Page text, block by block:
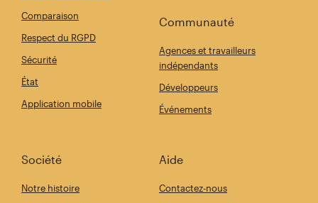
Comparaison
Respect du RGPD
Sécurité
État
Application mobile
Communauté
Agences et travailleurs
indépendants
Développeurs
Événements
Société
Notre histoire
Aide
Contactez-nous